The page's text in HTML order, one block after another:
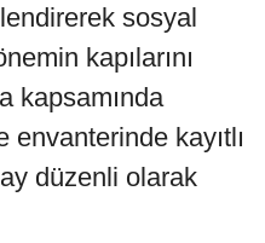
sosyal
kapılarını
kapsamında
kayıtlı
düzenli olarak